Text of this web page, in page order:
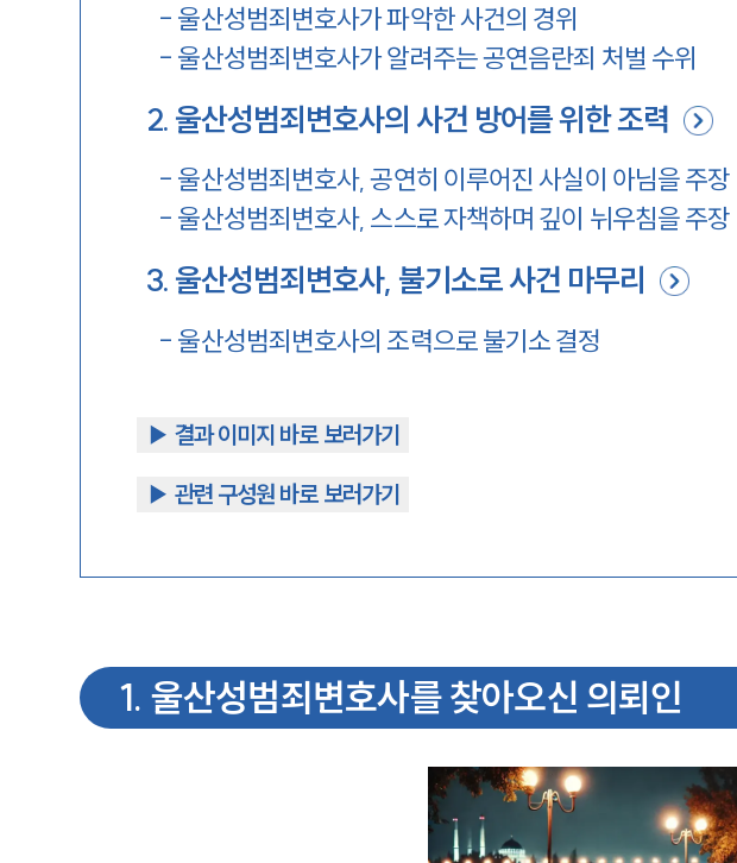
- 울산성범죄변호사가 파악한 사건의 경위
- 울산성범죄변호사가 알려주는 공연음란죄 처벌 수위
2. 울산성범죄변호사의 사건 방어를 위한 조력
- 울산성범죄변호사, 공연히 이루어진 사실이 아님을 주장
- 울산성범죄변호사, 스스로 자책하며 깊이 뉘우침을 주장
3. 울산성범죄변호사, 불기소로 사건 마무리
- 울산성범죄변호사의 조력으로 불기소 결정
▶︎ 결과 이미지 바로 보러가기
▶︎ 관련 구성원 바로 보러가기
1. 울산성범죄변호사를 찾아오신 의뢰인